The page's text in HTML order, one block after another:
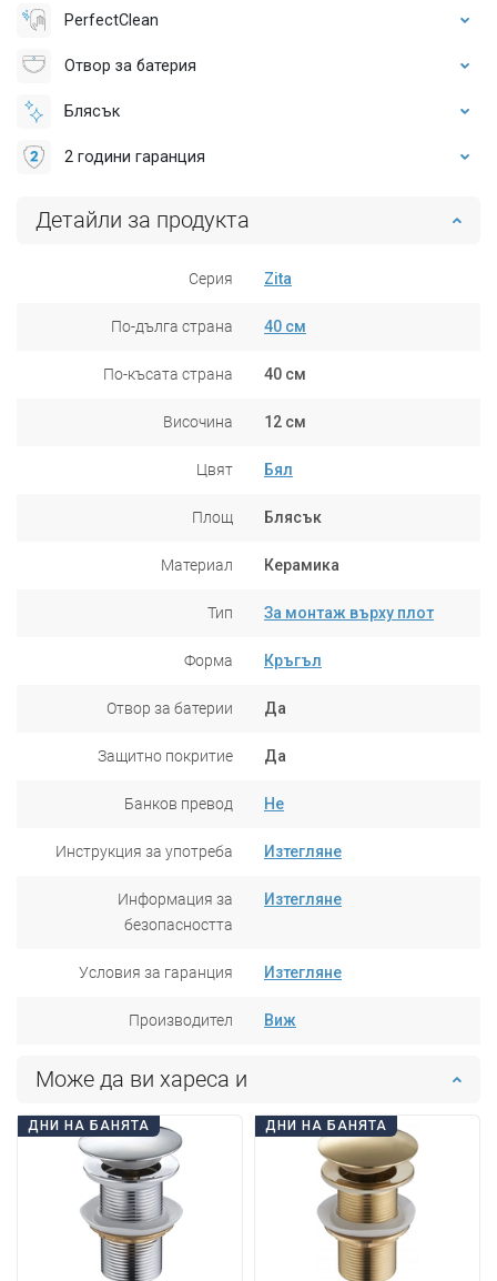
PerfectClean
Отвор за батерия
Блясък
2 години гаранция
Детайли за продукта
Серия Zita
По-дълга страна 40 см
По-късата страна 40 см
Височина 12 см
Цвят Бял
Площ Блясък
Материал Керамика
Тип За монтаж върху плот
Форма Кръгъл
Отвор за батерии Да
Защитно покритие Да
Банков превод Не
Инструкция за употреба Изтегляне
Информация за
безопасността
Изтегляне
Условия за гаранция Изтегляне
Производител Виж
Може да ви хареса и
ДНИ НА БАНЯТА ДНИ НА БАНЯТА